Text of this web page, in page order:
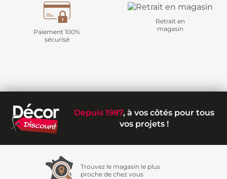
Paiement 100%
sécurisé
Retrait en
magasin
Depuis 1987, à vos côtés pour tous
vos projets !
Trouvez le magasin le plus
proche de chez vous